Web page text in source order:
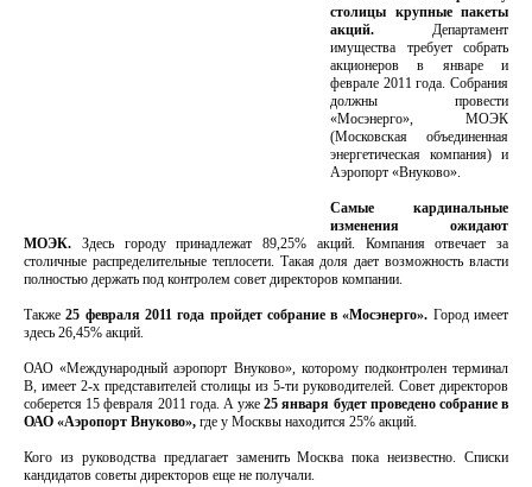
столицы крупные пакеты
акций. Департамент
имущества требует собрать
акционеров в январе и
феврале 2011 года. Собрания
должны провести
«Мосэнерго», МОЭК
(Московская объединенная
энергетическая компания) и
Аэропорт «Внуково».
Самые кардинальные
изменения ожидают
МОЭК. Здесь городу принадлежат 89,25% акций. Компания отвечает за
столичные распределительные теплосети. Такая доля дает возможность власти
полностью держать под контролем совет директоров компании.
Также25 февраля 2011 года пройдет собрание в «Мосэнерго». Город имеет
здесь 26,45% акций.
ОАО «Международный аэропорт Внуково», которому подконтролен терминал
B, имеет 2-х представителей столицы из 5-ти руководителей. Совет директоров
соберется 15 февраля 2011 года. А уже25 января будет проведено собрание в
ОАО «Аэропорт Внуково», где у Москвы находится 25% акций.
Кого из руководства предлагает заменить Москва пока неизвестно. Списки
кандидатов советы директоров еще не получали.